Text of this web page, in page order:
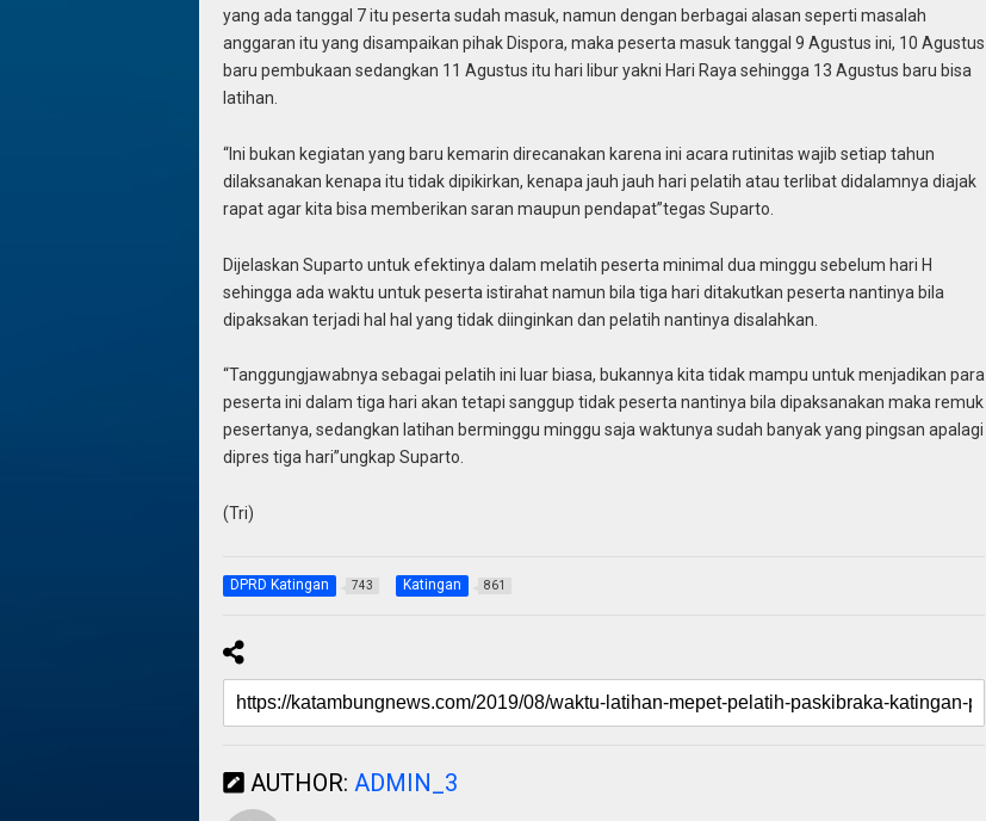
yang ada tanggal 7 itu peserta sudah masuk, namun dengan berbagai alasan seperti masalah
anggaran itu yang disampaikan pihak Dispora, maka peserta masuk tanggal 9 Agustus ini, 10 Agustus
baru pembukaan sedangkan 11 Agustus itu hari libur yakni Hari Raya sehingga 13 Agustus baru bisa
latihan.
“Ini bukan kegiatan yang baru kemarin direcanakan karena ini acara rutinitas wajib setiap tahun
dilaksanakan kenapa itu tidak dipikirkan, kenapa jauh jauh hari pelatih atau terlibat didalamnya diajak
rapat agar kita bisa memberikan saran maupun pendapat”tegas Suparto.
Dijelaskan Suparto untuk efektinya dalam melatih peserta minimal dua minggu sebelum hari H
sehingga ada waktu untuk peserta istirahat namun bila tiga hari ditakutkan peserta nantinya bila
dipaksakan terjadi hal hal yang tidak diinginkan dan pelatih nantinya disalahkan.
“Tanggungjawabnya sebagai pelatih ini luar biasa, bukannya kita tidak mampu untuk menjadikan para
peserta ini dalam tiga hari akan tetapi sanggup tidak peserta nantinya bila dipaksanakan maka remuk
pesertanya, sedangkan latihan berminggu minggu saja waktunya sudah banyak yang pingsan apalagi
dipres tiga hari”ungkap Suparto.
(Tri)
DPRD Katingan 743 Katingan 861
AUTHOR: ADMIN_3